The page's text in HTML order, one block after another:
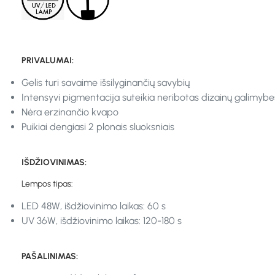
PRIVALUMAI:
Gelis turi savaime išsilyginančių savybių
Intensyvi pigmentacija suteikia neribotas dizainų
Nėra erzinančio kvapo
Puikiai dengiasi 2 plonais sluoksniais
IŠDŽIOVINIMAS:
Lempos tipas:
LED 48W, išdžiovinimo laikas: 60 s
UV 36W, išdžiovinimo laikas: 120-180 s
PAŠALINIMAS: